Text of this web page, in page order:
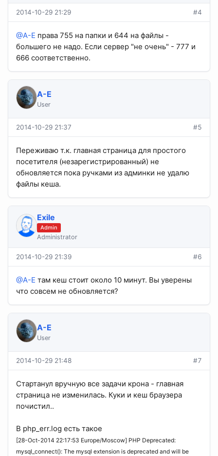
2014-10-29 21:29 #4
@A-E права 755 на папки и 644 на файлы -
большего не надо. Если сервер "не очень" - 777 и
666 соответственно.
A-E
User
2014-10-29 21:37 #5
Переживаю т.к. главная страница для простого
посетителя (незарегистрированный) не
обновляется пока ручками из админки не удалю
файлы кеша.
Exile
Admin
Administrator
2014-10-29 21:39 #6
@A-E там кеш стоит около 10 минут. Вы уверены
что совсем не обновляется?
A-E
User
2014-10-29 21:48 #7
Cтартанул вручную все задачи крона - главная
страница не изменилась. Куки и кеш браузера
почистил..
В php_err.log есть такое
[28-Oct-2014 22:17:53 Europe/Moscow] PHP Deprecated:
mysql_connect(): The mysql extension is deprecated and will be